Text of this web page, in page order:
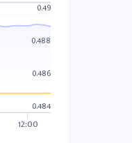
12:00
0.484
0.486
0.488
0.49